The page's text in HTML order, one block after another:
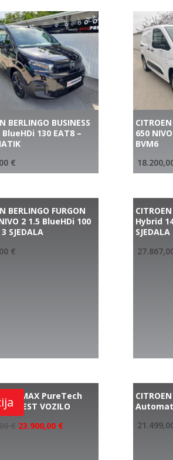
BERLINGO BUSINESS
BlueHDi 130 EAT8 –
€
650
BVM6
BERLINGO FURGON
2 1.5 BlueHDi 100
SJEDALA
€
Hybrid
SJEDALA
C4 MAX PureTech
– TEST VOZILO
€ 23.900,00 €